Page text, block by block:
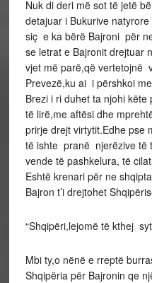
Nuk di deri më sot të jetë
detajuar i Bukurive
siç e ka bërë Bajroni për
se letrat e Bajronit drejtuar
vjet më parë,që vertetojnë
Prevezë,ku ai i përshkoi
Brezi i ri duhet ta njohi
të lirë,me aftësi dhe
prirje drejt virtytit.Edhe pse
të ishte pranë njerëzive të
vende të pashkelura, të
Eshtë krenari për ne
Bajron t’i drejtohet
“Shqipëri,lejomë të kthej
Mbi ty,o nënë e rreptë
Shqipëria për Bajronin qe